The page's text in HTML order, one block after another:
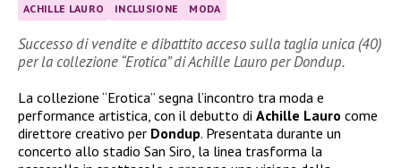
ACHILLE LAURO INCLUSIONE MODA
Successo di vendite e dibattito acceso sulla taglia unica (40)
per la collezione “Erotica” di Achille Lauro per Dondup.
La collezione “Erotica” segna l’incontro tra moda e
performance artistica, con il debutto di Achille Lauro come
direttore creativo per Dondup. Presentata durante un
concerto allo stadio San Siro, la linea trasforma la